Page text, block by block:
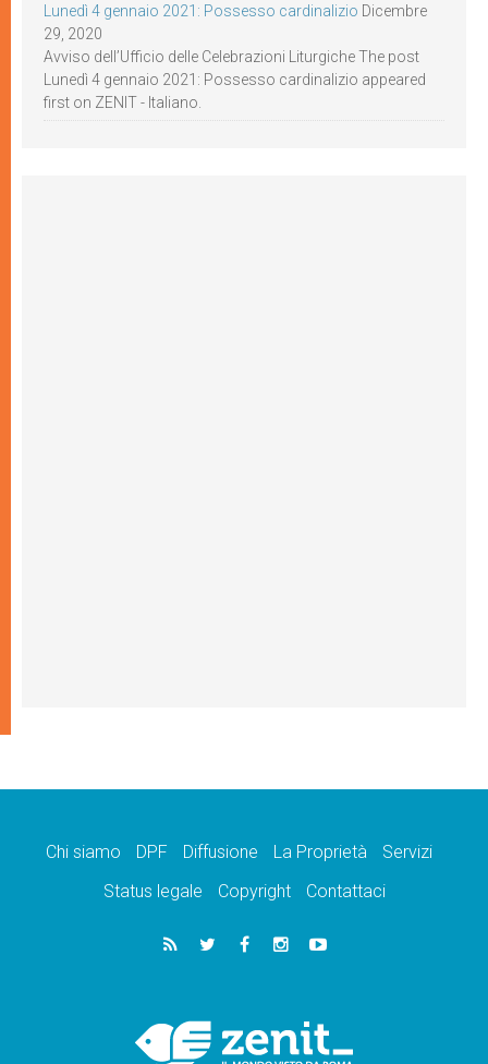
Lunedì 4 gennaio 2021: Possesso cardinalizio Dicembre
29, 2020
Avviso dell’Ufficio delle Celebrazioni Liturgiche The post
Lunedì 4 gennaio 2021: Possesso cardinalizio appeared
first on ZENIT - Italiano.
Chi siamo DPF Diffusione La Proprietà
Servizi
Status legale
Copyright Contattaci